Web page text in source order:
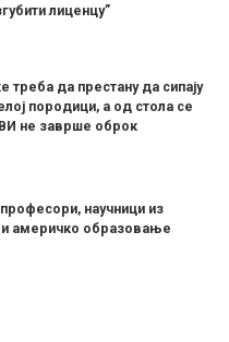
лиценцу”
треба да престану да сипају
породици, а од стола се
не заврше оброк
научници из
америчко образовање